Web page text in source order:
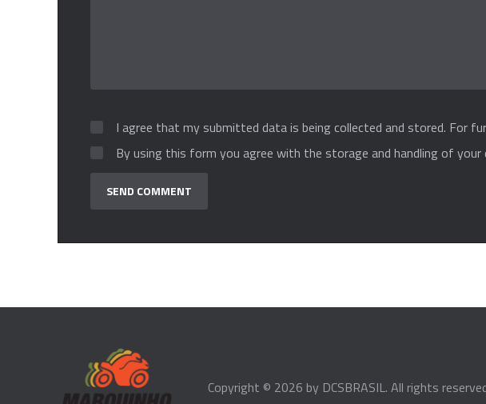
I agree that my submitted data is being collected and stored. For
By using this form you agree with the storage and handling of
Copyright © 2026 by DCSBRASIL. All rights